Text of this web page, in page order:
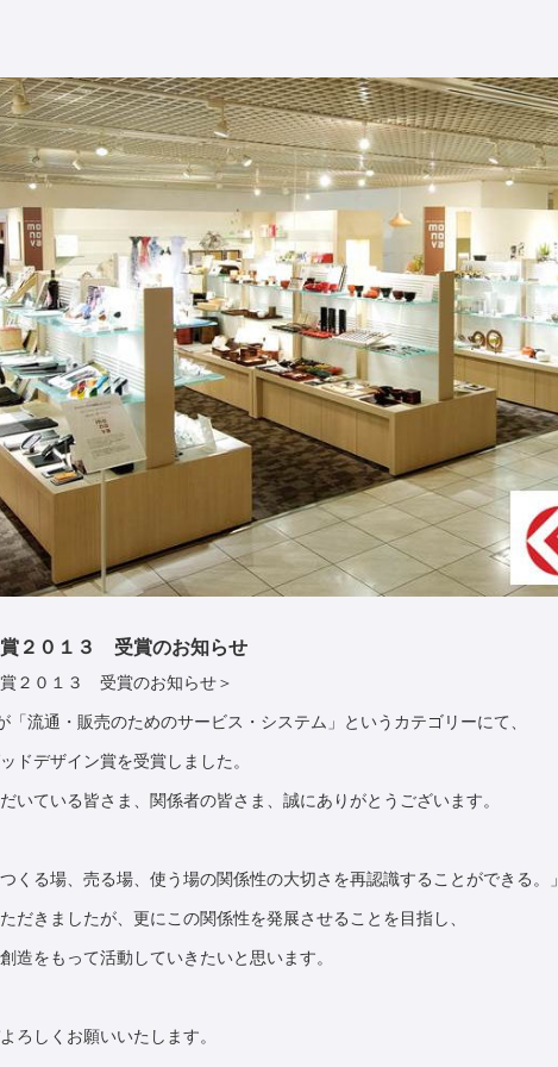
２０１３ 受賞のお知らせ
２０１３ 受賞のお知らせ＞
「流通・販売のためのサービス・システム」というカテゴリーにて、
ドデザイン賞を受賞しました。
いている皆さま、関係者の皆さま、誠にありがとうございます。
くる場、売る場、使う場の関係性の大切さを再認識することができる。」
だきましたが、更にこの関係性を発展させることを目指し、
造をもって活動していきたいと思います。
ろしくお願いいたします。